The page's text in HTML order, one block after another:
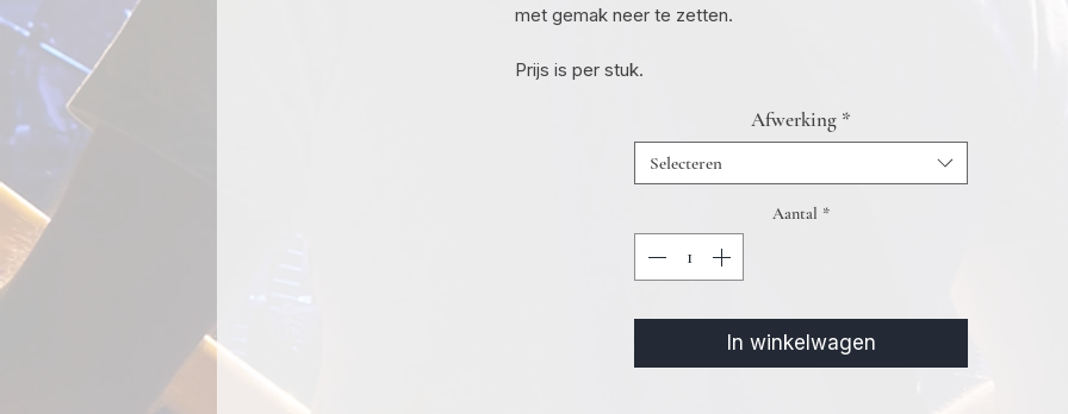
met gemak neer te zetten.
Prijs is per stuk.
Afwerking *
Selecteren
Aantal *
In winkelwagen